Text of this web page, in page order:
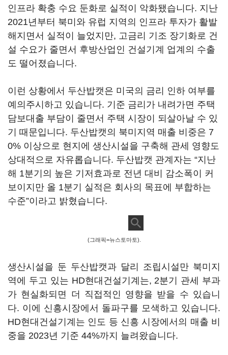
인프라 확충 수요 둔화로 실적이 악화됐습니다. 지난
2021년부터 북미와 유럽 지역의 인프라 투자가 활발
해지면서 실적이 늘었지만, 고금리 기조 장기화로 건
설 수요가 줄면서 후방산업인 건설기계 업계의 수출
도 떨어졌습니다.
이런 상황에서 두산밥캣은 미국의 금리 인하 여부를
예의주시하고 있습니다. 기준 금리가 내려가면 주택
담보대출 부담이 줄면서 주택 시장이 되살아날 수 있
기 때문입니다. 두산밥캣의 북미지역 매출 비중은 7
0% 이상으로 현지에 생산시설을 구축해 관세 영향도
상대적으로 자유롭습니다. 두산밥캣 관계자는 “지난
해 1분기의 높은 기저효과로 전년 대비 감소폭이 커
보이지만 올 1분기 실적은 회사의 목표에 부합하는
수준”이라고 밝혔습니다.
(그래픽=뉴스토마토).
생산시설을 둔 두산밥캣과 달리 조립시설만 북미지
역에 두고 있는 HD현대건설기계는, 2분기 관세 부과
가 현실화되면 더 직접적인 영향을 받을 수 있습니
다. 이에 신흥시장에서 돌파구를 모색하고 있습니다.
HD현대건설기계는 인도 등 신흥 시장에서의 매출 비
중을 2023년 기준 44%까지 늘려왔습니다.